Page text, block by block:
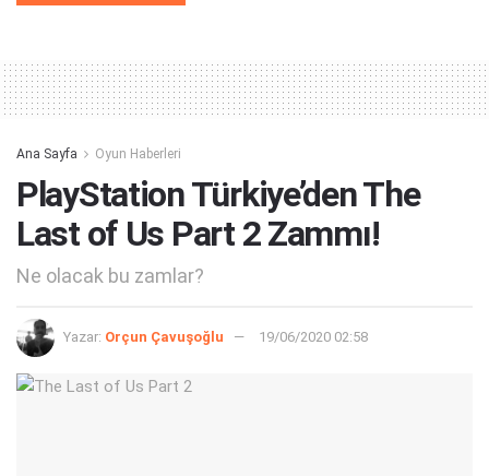
Ana Sayfa Oyun Haberleri
PlayStation Türkiye’den The
Last of Us Part 2 Zammı!
Ne olacak bu zamlar?
Yazar: Orçun Çavuşoğlu 19/06/2020 02:58